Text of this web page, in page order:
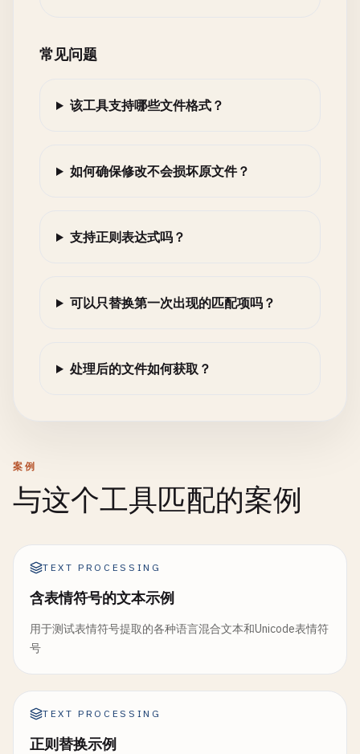
常见问题
该工具支持哪些文件格式？
如何确保修改不会损坏原文件？
支持正则表达式吗？
可以只替换第一次出现的匹配项吗？
处理后的文件如何获取？
案例
与这个工具匹配的案例
TEXT PROCESSING
含表情符号的文本示例
用于测试表情符号提取的各种语言混合文本和Unicode表情符
号
TEXT PROCESSING
正则替换示例